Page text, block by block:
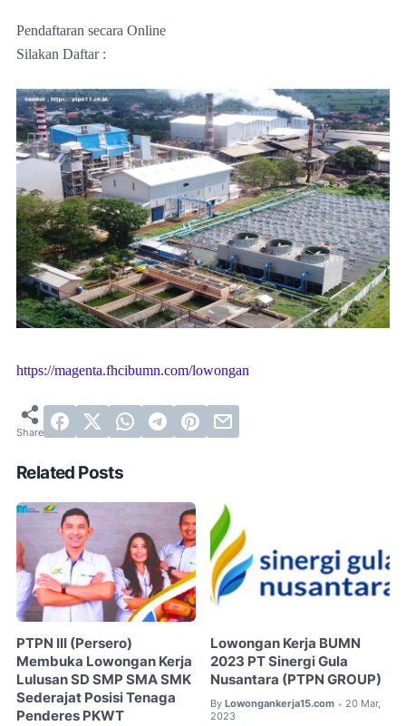
Pendaftaran secara Online
Silakan Daftar :
https://magenta.fhcibumn.com/lowongan
Related Posts
PTPN III (Persero)
Membuka Lowongan Kerja
Lulusan SD SMP SMA SMK
Sederajat Posisi Tenaga
Penderes PKWT
Lowongan Kerja BUMN
2023 PT Sinergi Gula
Nusantara (PTPN GROUP)
By Lowongankerja15.com • 20 Mar,
2023